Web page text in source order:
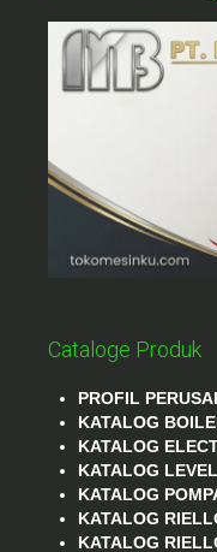
Cataloge Produk
PROFIL
KATALOG
KATALOG
KATALOG
KATALOG
KATALOG
KATALOG